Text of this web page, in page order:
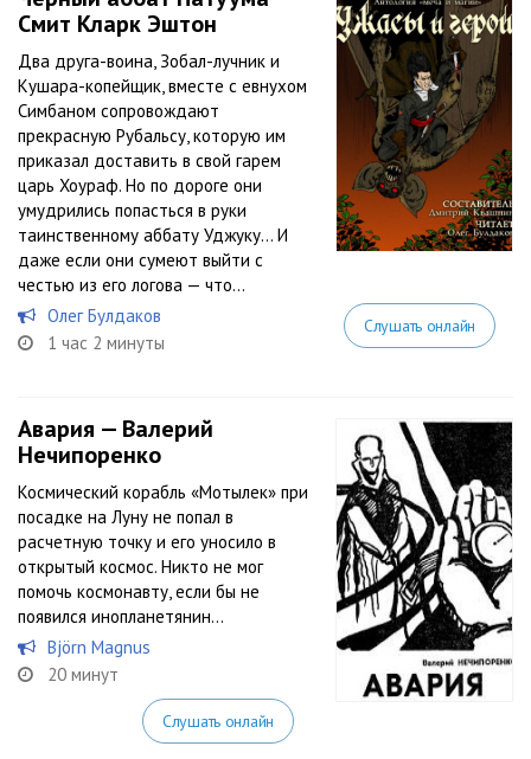
Смит Кларк Эштон
Два друга-воина, Зобал-лучник и
Кушара-копейщик, вместе с евнухом
Симбаном сопровождают
прекрасную Рубальсу, которую им
приказал доставить в свой гарем
царь Хоураф. Но по дороге они
умудрились попасться в руки
таинственному аббату Уджуку… И
даже если они сумеют выйти с
честью из его логова — что...
Олег Булдаков
1 час 2 минуты
Слушать онлайн
Авария — Валерий
Нечипоренко
Космический корабль «Мотылек» при
посадке на Луну не попал в
расчетную точку и его уносило в
открытый космос. Никто не мог
помочь космонавту, если бы не
появился инопланетянин…
Björn Magnus
20 минут
Слушать онлайн